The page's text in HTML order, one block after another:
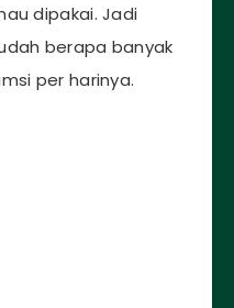
dipakai. Jadi
berapa banyak
per harinya.